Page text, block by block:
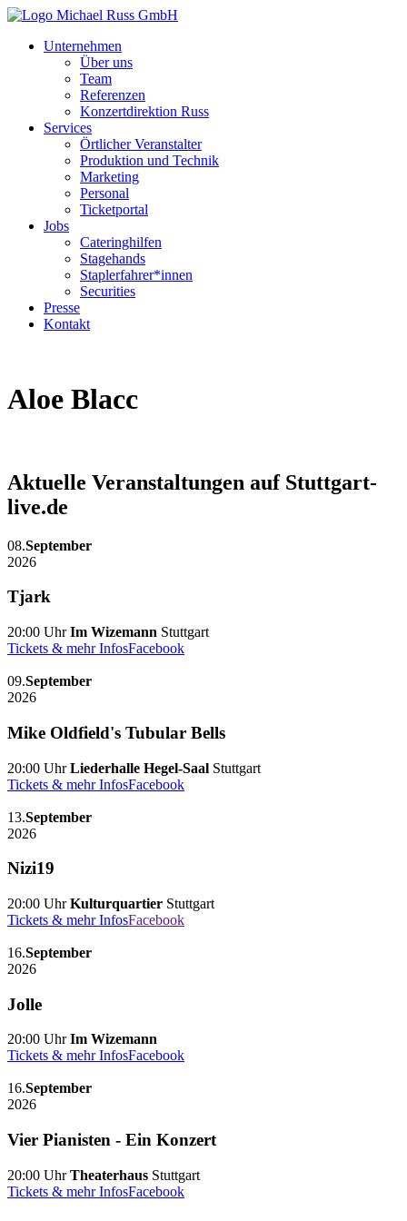
Unternehmen
Über uns
Team
Referenzen
Konzertdirektion Russ
Services
Örtlicher Veranstalter
Produktion und Technik
Marketing
Personal
Ticketportal
Jobs
Cateringhilfen
Stagehands
Staplerfahrer*innen
Securities
Presse
Kontakt
Aloe Blacc
Aktuelle Veranstaltungen auf Stuttgart-
live.de
08.September
2026
Tjark
20:00 UhrIm Wizemann Stuttgart
Tickets & mehr InfosFacebook
09.September
2026
Mike Oldfield's Tubular Bells
20:00 UhrLiederhalle Hegel-Saal Stuttgart
Tickets & mehr InfosFacebook
13.September
2026
Nizi19
20:00 UhrKulturquartier Stuttgart
Tickets & mehr InfosFacebook
16.September
2026
Jolle
20:00 UhrIm Wizemann
Tickets & mehr InfosFacebook
16.September
2026
Vier Pianisten - Ein Konzert
20:00 UhrTheaterhaus Stuttgart
Tickets & mehr InfosFacebook